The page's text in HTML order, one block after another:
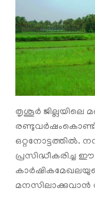
തൃശൂർ
രണ്ടുവര്‍ഷംകൊണ്ട്
ഒറ്റനോട്ടത്തില്‍.
പ്രസിദ്ധീകരിച്ച